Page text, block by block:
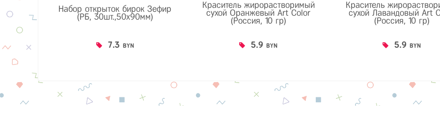
Набор открыток бирок Зефир
(РБ, 30шт.,50х90мм)
7.3 BYN
Краситель жирорастворимый
сухой Оранжевый Art Color
(Россия, 10 гр)
5.9 BYN
Краситель
сухой Лавандовый Art
(Россия, 10 гр)
5.9 BYN